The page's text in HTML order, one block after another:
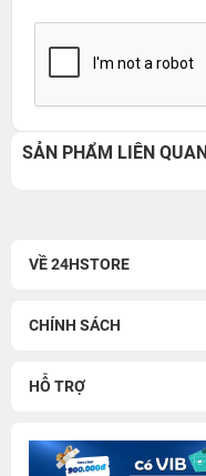
SẢN PHẨM LIÊN QUAN
VỀ 24HSTORE
CHÍNH SÁCH
HỖ TRỢ